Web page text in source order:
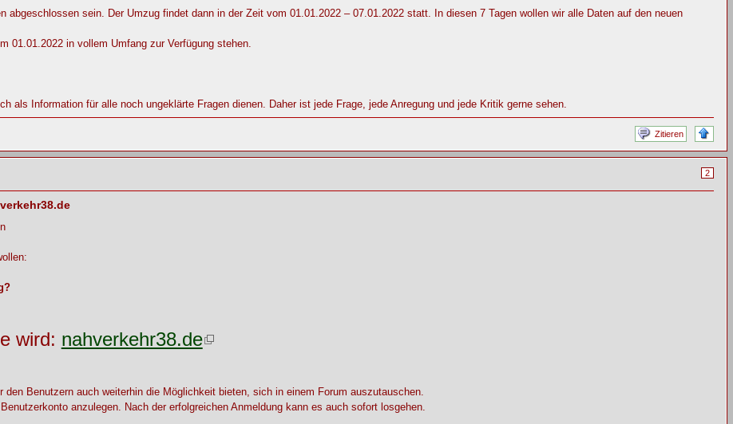
abgeschlossen sein. Der Umzug findet dann in der Zeit vom 01.01.2022 – 07.01.2022 statt. In diesen 7 Tagen wollen wir alle Daten auf den neuen
01.01.2022 in vollem Umfang zur Verfügung stehen.
als Information für alle noch ungeklärte Fragen dienen. Daher ist jede Frage, jede Anregung und jede Kritik gerne sehen.
Zitieren
2
wird: nahverkehr38.de
den Benutzern auch weiterhin die Möglichkeit bieten, sich in einem Forum auszutauschen.
anzulegen. Nach der erfolgreichen Anmeldung kann es auch sofort losgehen.